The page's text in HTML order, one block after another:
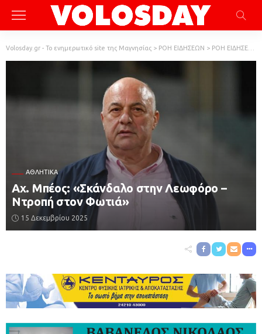
Volosday.gr - Το ενημερωτικό site της Μαγνησίας > ΡΟΗ ΕΙΔΗΣΕΩΝ > ΡΟΗ ΕΙΔΗΣΕΩΝ
ΑΘΛΗΤΙΚΆ
Ax. Μπέος: «Σκάνδαλο στην Λεωφόρο –
Ντροπή στον Φωτιά»
15 Δεκεμβρίου 2025